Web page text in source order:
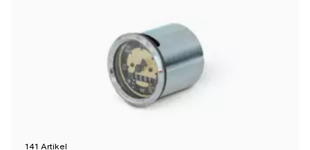
141 Artikel